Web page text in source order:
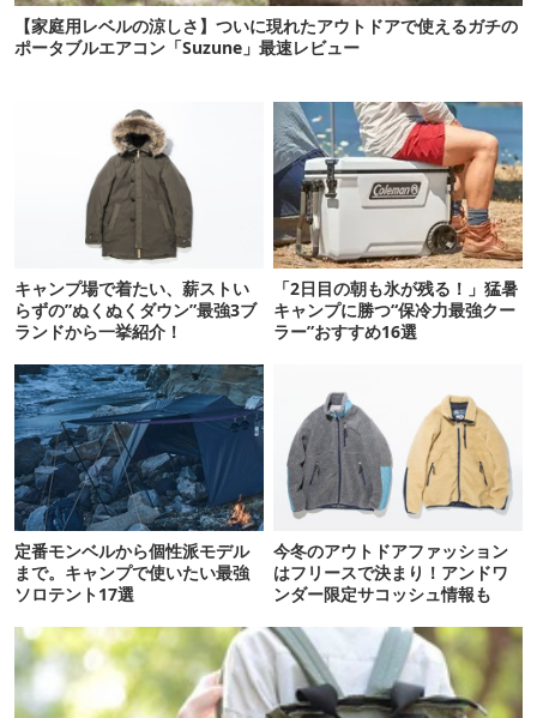
【家庭用レベルの涼しさ】ついに現れたアウトドアで使えるガチの
ポータブルエアコン「Suzune」最速レビュー
キャンプ場で着たい、薪ストい
らずの”ぬくぬくダウン”最強3ブ
ランドから一挙紹介！
「2日目の朝も氷が残る！」猛暑
キャンプに勝つ“保冷力最強クー
ラー”おすすめ16選
定番モンベルから個性派モデル
まで。キャンプで使いたい最強
ソロテント17選
今冬のアウトドアファッション
はフリースで決まり！アンドワ
ンダー限定サコッシュ情報も